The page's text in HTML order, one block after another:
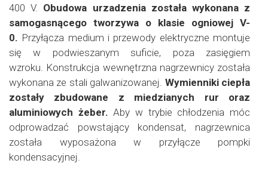
400 V. Obudowa urzadzenia została wykonana z
samogasnącego tworzywa o klasie ogniowej V-
0. Przyłącza medium i przewody elektryczne montuje
się w podwieszanym suficie, poza zasięgiem
wzroku. Konstrukcja wewnętrzna nagrzewnicy została
wykonana ze stali galwanizowanej. Wymienniki ciepła
zostały zbudowane z miedzianych rur oraz
aluminiowych żeber. Aby w trybie chłodzenia móc
odprowadzać powstający kondensat, nagrzewnica
została wyposażona w przyłącze pompki
kondensacyjnej.